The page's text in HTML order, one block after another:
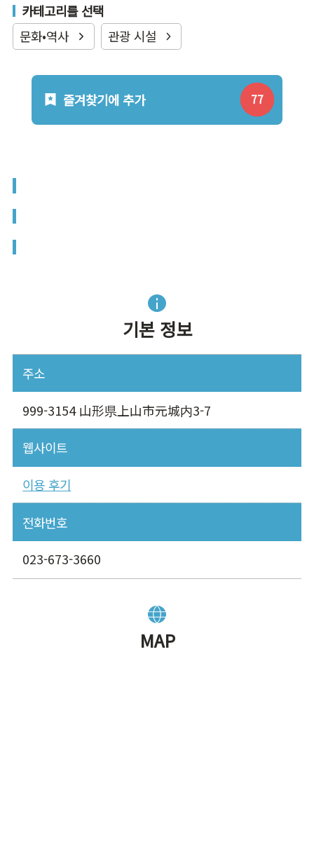
카테고리를 선택
문화•역사
관광 시설
즐겨찾기에 추가
기본 정보
주소
999-3154 山形県上山市元城内3-7
웹사이트
이용 후기
전화번호
023-673-3660
MAP